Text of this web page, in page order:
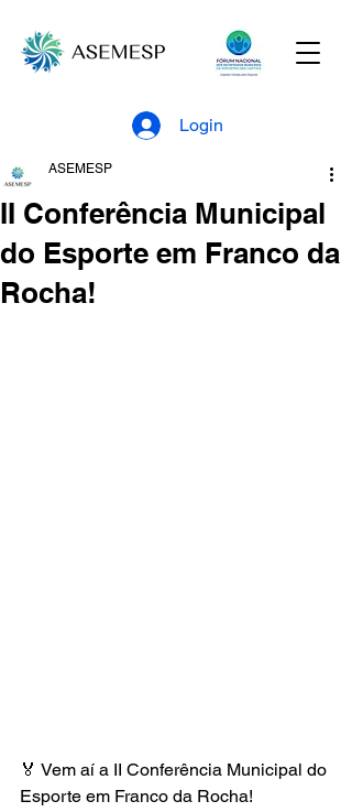
Login
II Conferência Municipal
do Esporte em Franco da
Rocha!
ASEMESP
🏅 Vem aí a II Conferência Municipal do
Esporte em Franco da Rocha!